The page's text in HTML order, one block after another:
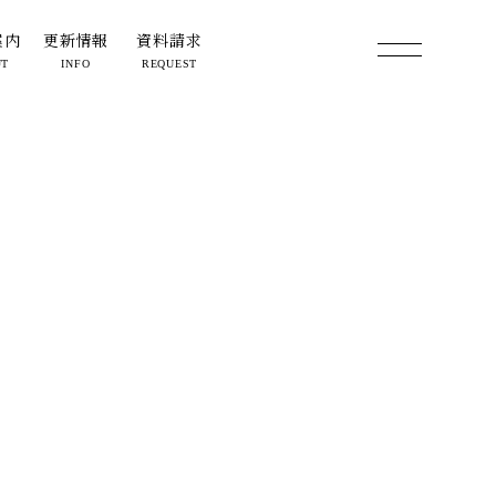
内 更新情報
INFO
資料請求
REQUEST